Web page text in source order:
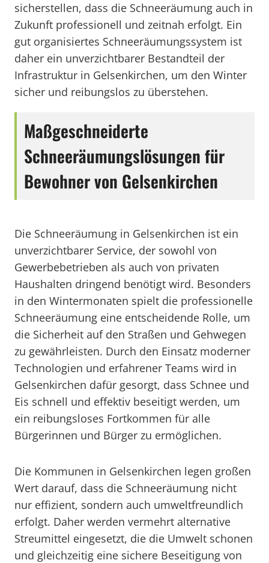
sicherstellen, dass die Schneeräumung auch in
Zukunft professionell und zeitnah erfolgt. Ein
gut organisiertes Schneeräumungssystem ist
daher ein unverzichtbarer Bestandteil der
Infrastruktur in Gelsenkirchen, um den Winter
sicher und reibungslos zu überstehen.
Maßgeschneiderte
Schneeräumungslösungen für
Bewohner von Gelsenkirchen
Die Schneeräumung in Gelsenkirchen ist ein
unverzichtbarer Service, der sowohl von
Gewerbebetrieben als auch von privaten
Haushalten dringend benötigt wird. Besonders
in den Wintermonaten spielt die professionelle
Schneeräumung eine entscheidende Rolle, um
die Sicherheit auf den Straßen und Gehwegen
zu gewährleisten. Durch den Einsatz moderner
Technologien und erfahrener Teams wird in
Gelsenkirchen dafür gesorgt, dass Schnee und
Eis schnell und effektiv beseitigt werden, um
ein reibungsloses Fortkommen für alle
Bürgerinnen und Bürger zu ermöglichen.
Die Kommunen in Gelsenkirchen legen großen
Wert darauf, dass die Schneeräumung nicht
nur effizient, sondern auch umweltfreundlich
erfolgt. Daher werden vermehrt alternative
Streumittel eingesetzt, die die Umwelt schonen
und gleichzeitig eine sichere Beseitigung von